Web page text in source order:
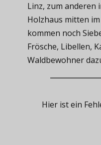
Linz, zum anderen
Holzhaus mitten
kommen noch
Frösche, Libellen,
Waldbewohner
Hier ist ein